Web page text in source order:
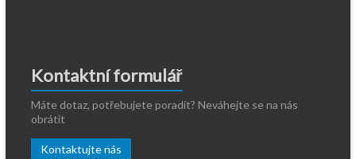
Kontaktní formulář
Máte dotaz, potřebujete poradit? Neváhejte se na nás
obrátit
Kontaktujte nás